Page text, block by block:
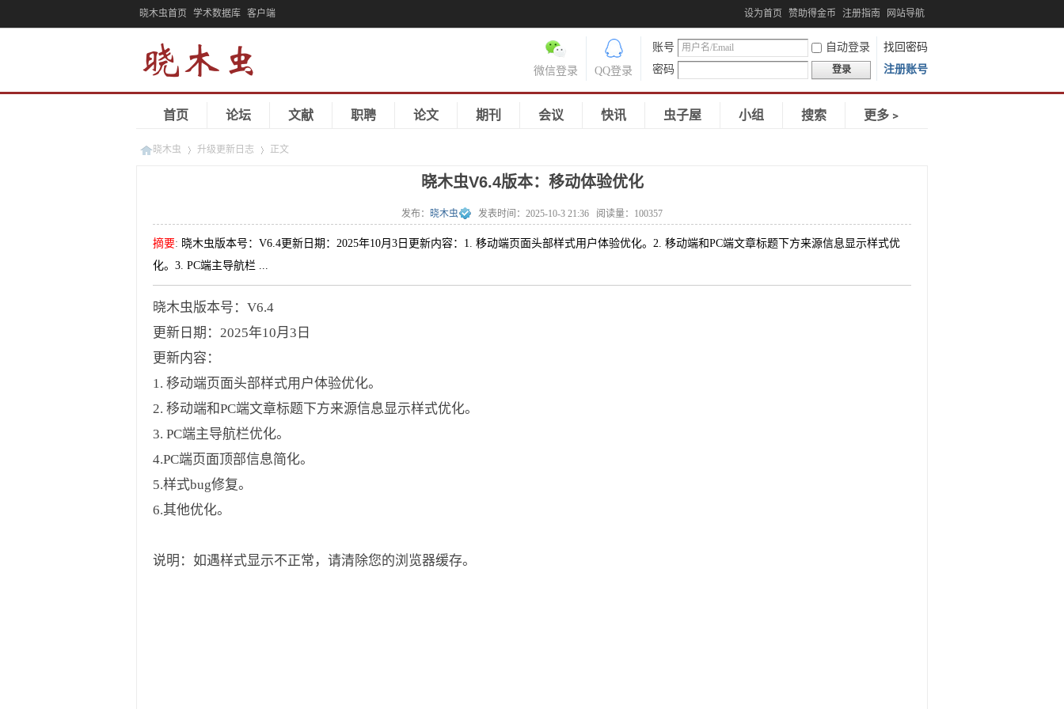
晓木虫首页 学术数据库 客户端 设为首页 赞助得金币 注册指南 网站导航
账号 自动登录
找回密码
密码
登录 注册账号
QQ登录
微信登录
首页 论坛 文献 职聘 论文 期刊 会议 快讯 虫子屋 小组 搜索 更多﹥
晓木虫 升级更新日志 正文
晓木虫V6.4版本：移动体验优化
发布： 晓木虫 发表时间： 2025-10-3 21:36 阅读量： 100357
摘要: 晓木虫版本号：V6.4更新日期：2025年10月3日更新内容：1. 移动端页面头部样式用户体验优化。2. 移动端和PC端文章标题下方来源信息显示样式优
化。3. PC端主导航栏 ...
晓木虫版本号：V6.4
更新日期：2025年10月3日
更新内容：
1. 移动端页面头部样式用户体验优化。
2. 移动端和PC端文章标题下方来源信息显示样式优化。
3. PC端主导航栏优化。
4.PC端页面顶部信息简化。
5.样式bug修复。
6.其他优化。
说明：如遇样式显示不正常，请清除您的浏览器缓存。